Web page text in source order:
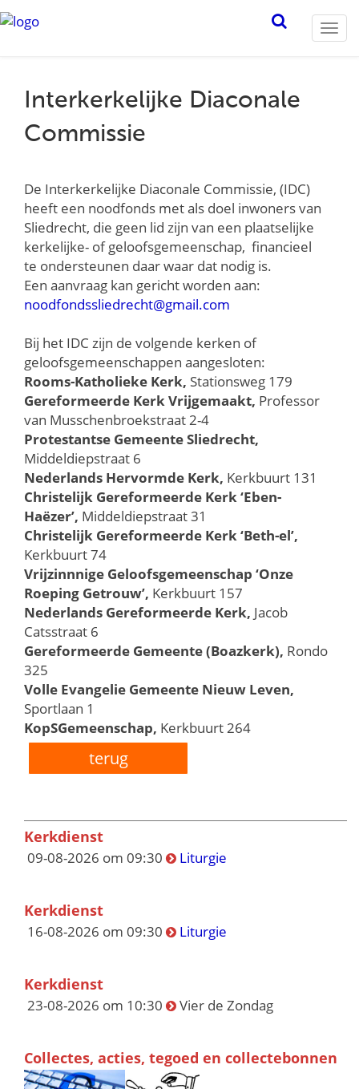
Interkerkelijke Diaconale
Commissie
De Interkerkelijke Diaconale Commissie, (IDC)
heeft een noodfonds met als doel inwoners van
Sliedrecht, die geen lid zijn van een plaatselijke
kerkelijke- of geloofsgemeenschap, financieel
te ondersteunen daar waar dat nodig is.
Een aanvraag kan gericht worden aan:
noodfondssliedrecht@gmail.com
Bij het IDC zijn de volgende kerken of
geloofsgemeenschappen aangesloten:
Rooms-Katholieke Kerk, Stationsweg 179
Gereformeerde Kerk Vrijgemaakt, Professor
van Musschenbroekstraat 2-4
Protestantse Gemeente Sliedrecht,
Middeldiepstraat 6
Nederlands Hervormde Kerk, Kerkbuurt 131
Christelijk Gereformeerde Kerk ‘Eben-
Haëzer’, Middeldiepstraat 31
Christelijk Gereformeerde Kerk ‘Beth-el’,
Kerkbuurt 74
Vrijzinnnige Geloofsgemeenschap ‘Onze
Roeping Getrouw’, Kerkbuurt 157
Nederlands Gereformeerde Kerk, Jacob
Catsstraat 6
Gereformeerde Gemeente (Boazkerk), Rondo
325​
Volle Evangelie Gemeente Nieuw Leven,
Sportlaan 1
KopSGemeenschap, Kerkbuurt 264
terug
Kerkdienst
09-08-2026 om 09:30 Liturgie
Kerkdienst
16-08-2026 om 09:30 Liturgie
Kerkdienst
23-08-2026 om 10:30 Vier de Zondag
Collectes, acties, tegoed en collectebonnen